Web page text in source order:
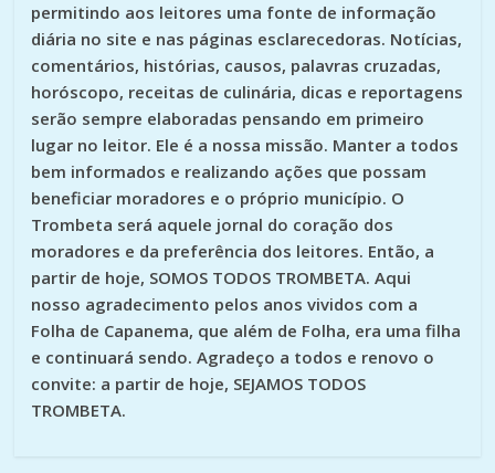
permitindo aos leitores uma fonte de informação
diária no site e nas páginas esclarecedoras. Notícias,
comentários, histórias, causos, palavras cruzadas,
horóscopo, receitas de culinária, dicas e reportagens
serão sempre elaboradas pensando em primeiro
lugar no leitor. Ele é a nossa missão. Manter a todos
bem informados e realizando ações que possam
beneficiar moradores e o próprio município. O
Trombeta será aquele jornal do coração dos
moradores e da preferência dos leitores. Então, a
partir de hoje, SOMOS TODOS TROMBETA. Aqui
nosso agradecimento pelos anos vividos com a
Folha de Capanema, que além de Folha, era uma filha
e continuará sendo. Agradeço a todos e renovo o
convite: a partir de hoje, SEJAMOS TODOS
TROMBETA.